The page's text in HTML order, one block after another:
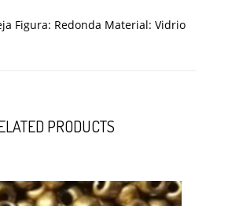
Figura: Redonda Material: Vidrio
PRODUCTS